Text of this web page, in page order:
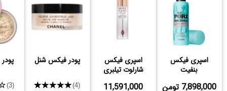
اسپری فیکس
بنفیت
7,898,000 تومن
اسپری فیکس
شارلوت تیلبری
11,591,000
پودر فیکس شنل
★★★★★(4)
(3)